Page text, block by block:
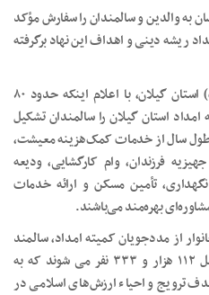
به والدین و سالمندان را سفارش مؤکد
ریشه دینی و اهداف این نهاد برگرفته
مدیرکل کمیته امداد امام خمینی(ره) استان گیلان، با اعلام اینکه حدود ۸۰
استان گیلان را سالمندان تشکیل
سال از خدمات کمک‌هزینه معیشت،
فرزندان، وام کارگشایی، ودیعه
تأمین مسکن و ارائه خدمات
بهره‌مند می‌باشند.
اشاره به اینکه ۸۲ هزار و ۸۹۳ خانوار از مددجویان کمیته امداد، سالمند
هستند، گفت: این تعداد خانوار شامل ۱۱۲ هزار و ۳۳۳ نفر می شوند که به
ترویج و احیاء ارزش‌های اسلامی در